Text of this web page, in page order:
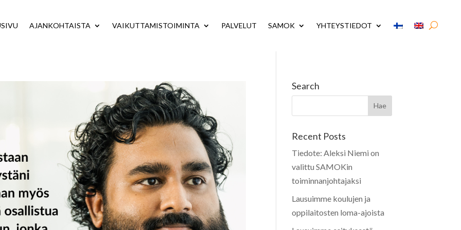
AJANKOHTAISTA VAIKUTTAMISTOIMINTA PALVELUT SAMOK YHTEYSTIEDOT
Search
Recent Posts
Tiedote: Aleksi Niemi on
valittu SAMOKin
toiminnanjohtajaksi
Lausuimme koulujen ja
oppilaitosten loma-ajoista